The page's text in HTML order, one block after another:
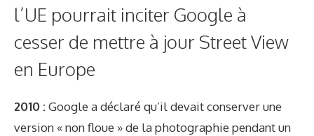
l’UE pourrait inciter Google à
cesser de mettre à jour Street View
en Europe
2010 :Google a déclaré qu’il devait conserver une
version « non floue » de la photographie pendant un